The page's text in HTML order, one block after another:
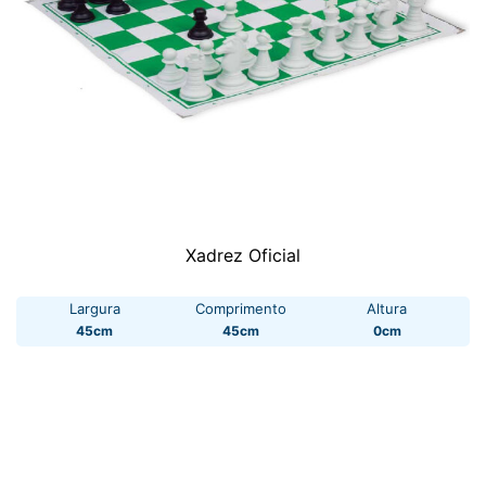
Xadrez Oficial
Largura
45cm
Comprimento
45cm
Altura
0cm